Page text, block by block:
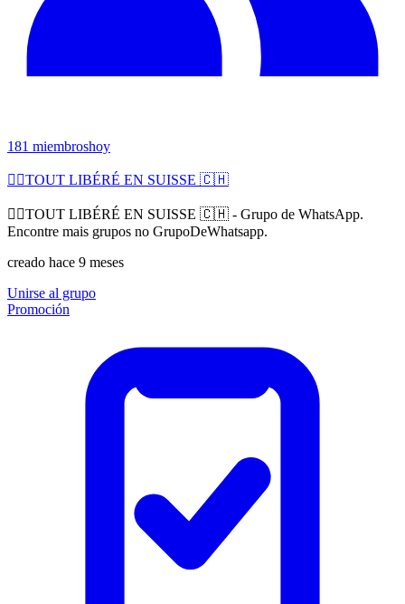
181 miembroshoy
🧜‍♀️TOUT LIBÉRÉ EN SUISSE 🇨🇭
🧜‍♀️TOUT LIBÉRÉ EN SUISSE 🇨🇭 - Grupo de WhatsApp.
Encontre mais grupos no GrupoDeWhatsapp.
creado hace 9 meses
Unirse al grupo
Promoción